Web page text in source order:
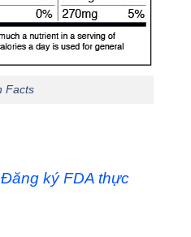
Facts
Đăng ký FDA thực